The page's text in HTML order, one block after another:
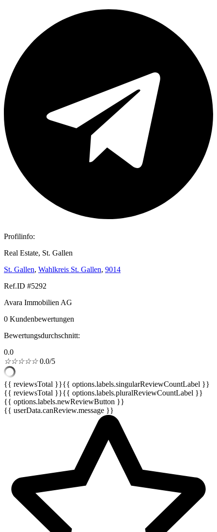
Profilinfo:
Real Estate, St. Gallen
St. Gallen, Wahlkreis St. Gallen, 9014
Ref.ID #5292
Avara Immobilien AG
0 Kundenbewertungen
Bewertungsdurchschnitt:
0.0
☆☆☆☆☆ 0.0/5
{{ reviewsTotal }}{{ options.labels.singularReviewCountLabel }}
{{ reviewsTotal }}{{ options.labels.pluralReviewCountLabel }}
{{ options.labels.newReviewButton }}
{{ userData.canReview.message }}